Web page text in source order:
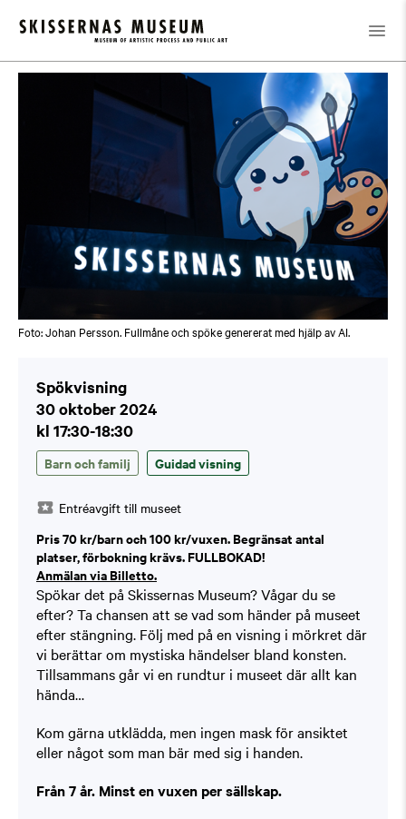
Kalender / Spökvisning
Foto: Johan Persson. Fullmåne och spöke genererat med hjälp av AI.
Spökvisning
30 oktober 2024
kl 17:30-18:30
Barn och familj Guidad visning
Entréavgift till museet
Pris 70 kr/barn och 100 kr/vuxen. Begränsat antal
platser, förbokning krävs. FULLBOKAD!
Anmälan via Billetto.
Spökar det på Skissernas Museum? Vågar du se
efter? Ta chansen att se vad som händer på museet
efter stängning. Följ med på en visning i mörkret där
vi berättar om mystiska händelser bland konsten.
Tillsammans går vi en rundtur i museet där allt kan
hända…
Kom gärna utklädda, men ingen mask för ansiktet
eller något som man bär med sig i handen.
Från 7 år. Minst en vuxen per sällskap.